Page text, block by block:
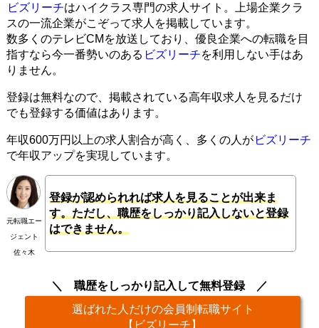
ビズリーチはハイクラス専門の求人サイト。上場企業クラ
スの一流企業がこぞって求人を掲載しています。
数多くのテレビCMを放送しており、優良企業への転職を目
指すなら今一番勢いのある ビズリーチを利用しない手はあ
りません。
登録は無料なので、掲載されている高年収求人を見るだけ
でも登録する価値はあります。
年収600万円以上の求人割合が高く、多くの人が ビズリーチ
で年収アップを実現しています。
元転職エー
ジェント
佐々木
登録が認められれば求人を見ることが出来ま
す。ただし、職歴をしっかり記入しないと登録
はできません。
職歴をしっかり記入して無料登録
選ばれた人だけの会員制転職サイト
【ビズリーチ】